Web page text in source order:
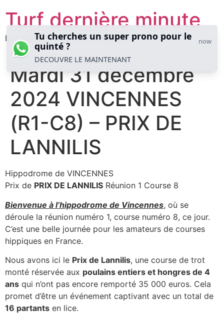
auTurf dernière minute
Les meilleures analyses hippiques
Mardi 31 décembre
2024 VINCENNES
(R1-C8) – PRIX DE
LANNILIS
Hippodrome de VINCENNES
Prix de PRIX DE LANNILIS Réunion 1 Course 8
Bienvenue à l’hippodrome de Vincennes, où se
déroule la réunion numéro 1, course numéro 8, ce jour.
C’est une belle journée pour les amateurs de courses
hippiques en France.
Nous avons ici le Prix de Lannilis, une course de trot
monté réservée aux poulains entiers et hongres de 4
ans qui n’ont pas encore remporté 35 000 euros. Cela
promet d’être un événement captivant avec un total de
16 partants en lice.
Tu cherches un super prono pour le
quinté ?
now
DECOUVRE LE MAINTENANT